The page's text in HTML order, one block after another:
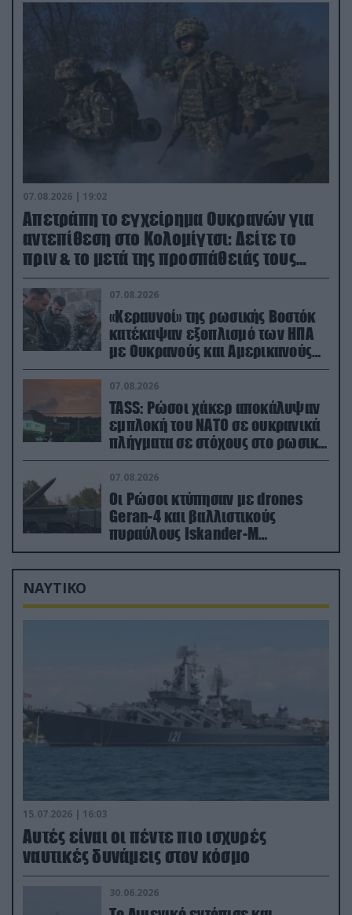
07.08.2026 | 19:02
Απετράπη το εγχείρημα Ουκρανών για
αντεπίθεση στο Κολομίγτσι: Δείτε το
πριν & το μετά της προσπάθειάς τους
(βίντεο)
07.08.2026
«Κεραυνοί» της ρωσικής Βοστόκ
κατέκαψαν εξοπλισμό των ΗΠΑ
με Ουκρανούς και Αμερικανούς
μισθοφόρους – Δείτε βίντεο
07.08.2026
TASS: Ρώσοι χάκερ αποκάλυψαν
εμπλοκή του ΝΑΤΟ σε ουκρανικά
πλήγματα σε στόχους στο ρωσικό
έδαφος!
07.08.2026
Οι Ρώσοι κτύπησαν με drones
Geran-4 και βαλλιστικούς
πυραύλους Iskander-M
ουκρανικό τρένο με στρατιωτικό
εξοπλισμό
ΝΑΥΤΙΚΟ
15.07.2026 | 16:03
Aυτές είναι οι πέντε πιο ισχυρές
ναυτικές δυνάμεις στον κόσμο
30.06.2026